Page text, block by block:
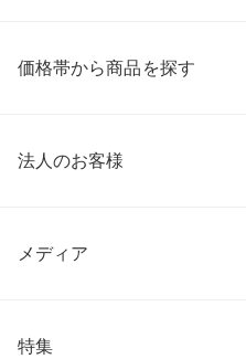
価格帯から商品を探す
法人のお客様
メディア
特集